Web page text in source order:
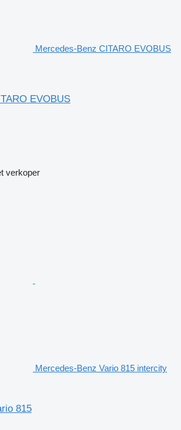
Mercedes-Benz CITARO EVOBUS
EVOBUS
verkoper
Mercedes-Benz Vario 815 intercity
815